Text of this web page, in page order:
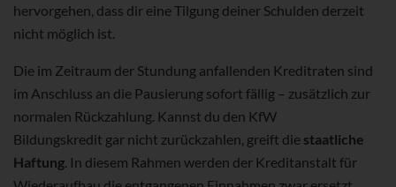
hervorgehen, dass dir eine Tilgung deiner Schulden derzeit
nicht möglich ist.
Die im Zeitraum der Stundung anfallenden Kreditraten sind
im Anschluss an die Pausierung sofort fällig – zusätzlich zur
normalen Rückzahlung. Kannst du den KfW
Bildungskredit gar nicht zurückzahlen, greift die staatliche
Haftung . In diesem Rahmen werden der Kreditanstalt für